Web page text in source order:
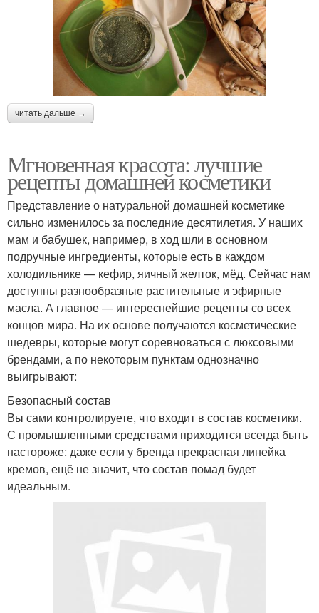
читать дальше →
Мгновенная красота: лучшие
рецепты домашней косметики
Представление о натуральной домашней косметике
сильно изменилось за последние десятилетия. У наших
мам и бабушек, например, в ход шли в основном
подручные ингредиенты, которые есть в каждом
холодильнике — кефир, яичный желток, мёд. Сейчас нам
доступны разнообразные растительные и эфирные
масла. А главное — интереснейшие рецепты со всех
концов мира. На их основе получаются косметические
шедевры, которые могут соревноваться с люксовыми
брендами, а по некоторым пунктам однозначно
выигрывают:
Безопасный состав
Вы сами контролируете, что входит в состав косметики.
С промышленными средствами приходится всегда быть
настороже: даже если у бренда прекрасная линейка
кремов, ещё не значит, что состав помад будет
идеальным.